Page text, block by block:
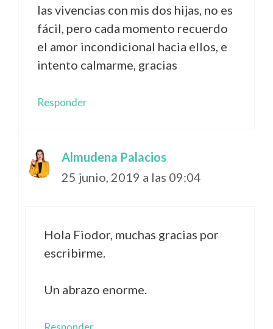
las vivencias con mis dos hijas, no es
fácil, pero cada momento recuerdo
el amor incondicional hacia ellos, e
intento calmarme, gracias
Responder
Almudena Palacios
25 junio, 2019 a las 09:04
Hola Fiodor, muchas gracias por
escribirme.
Un abrazo enorme.